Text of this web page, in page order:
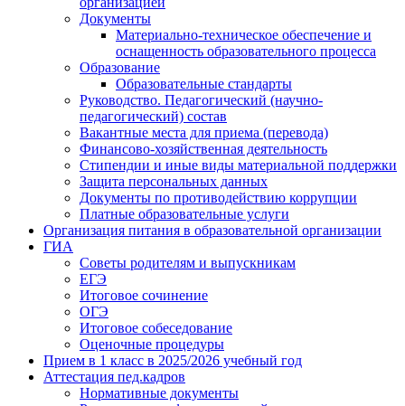
Документы
Материально-техническое обеспечение и
оснащенность образовательного процесса
Образование
Образовательные стандарты
Руководство. Педагогический (научно-
педагогический) состав
Вакантные места для приема (перевода)
Финансово-хозяйственная деятельность
Стипендии и иные виды материальной поддержки
Защита персональных данных
Документы по противодействию коррупции
Платные образовательные услуги
Организация питания в образовательной организации
ГИА
Советы родителям и выпускникам
ЕГЭ
Итоговое сочинение
ОГЭ
Итоговое собеседование
Оценочные процедуры
Прием в 1 класс в 2025/2026 учебный год
Аттестация пед.кадров
Нормативные документы